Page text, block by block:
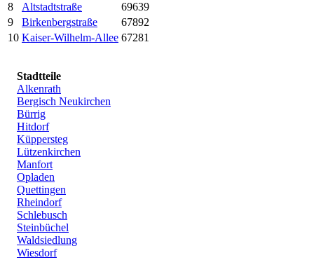
8
Altstadtstraße
69639
9
Birkenbergstraße
67892
10 Kaiser-Wilhelm-Allee 67281
Stadtteile
Alkenrath
Bergisch Neukirchen
Bürrig
Hitdorf
Küppersteg
Lützenkirchen
Manfort
Opladen
Quettingen
Rheindorf
Schlebusch
Steinbüchel
Waldsiedlung
Wiesdorf